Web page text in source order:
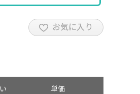
お気に入り
単価